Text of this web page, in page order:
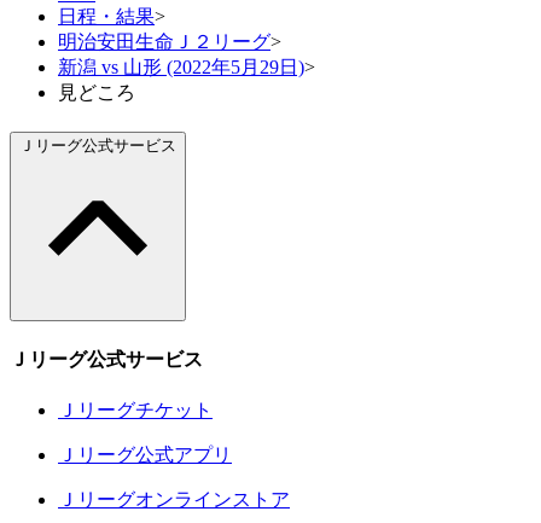
日程・結果>
明治安田生命Ｊ２リーグ>
新潟 vs 山形 (2022年5月29日)>
見どころ
Ｊリーグ公式サービス
Ｊリーグ公式サービス
Ｊリーグチケット
Ｊリーグ公式アプリ
Ｊリーグオンラインストア